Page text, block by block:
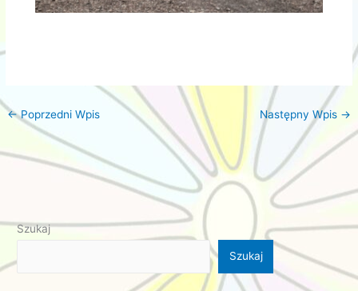
←Poprzedni Wpis Następny Wpis →
Szukaj
Szukaj